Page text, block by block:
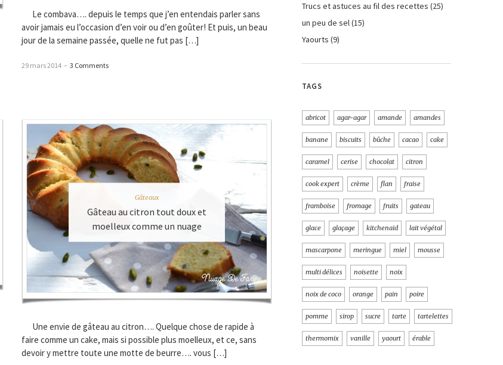
Le combava…. depuis le temps que j’en entendais parler sans
avoir jamais eu l’occasion d’en voir ou d’en goûter! Et puis, un beau
jour de la semaine passée, quelle ne fut pas […]
29 mars 2014 – 3 Comments
Gâteaux
Gâteau au citron tout doux et
moelleux comme un nuage
Une envie de gâteau au citron…. Quelque chose de rapide à
faire comme un cake, mais si possible plus moelleux, et ce, sans
devoir y mettre toute une motte de beurre…. vous […]
Trucs et astuces au fil des recettes (25)
un peu de sel(15)
Yaourts (9)
TAGS
abricot agar-agar amande amandes
banane biscuits bûche cacao cake
caramel cerise chocolat citron
cook expert crème flan fraise
framboise fromage fruits gateau
glace glaçage kitchenaid lait végétal
mascarpone meringue miel mousse
multi délices noisette noix
noix de coco orange pain poire
pomme sirop sucre tarte tartelettes
thermomix vanille yaourt érable